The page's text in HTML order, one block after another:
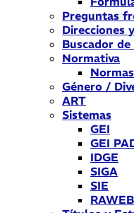
Preguntas
Direcciones
Buscador de
Normativa
Género /
ART
Sistemas
GEI
GEI
IDGE
SIGA
SIE
RAWEB